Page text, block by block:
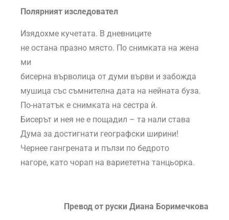
Полярният изследовател
Изядохме кучетата. В дневниците
не остана празно място. По снимката на жена
ми
бисерна върволица от думи върви и забожда
мушица със съмнителна дата на нейната буза.
По-нататък е снимката на сестра ѝ.
Бисерът и нея не е пощадил – та нали става
Дума за достигнати географски ширини!
Чернее гангрената и пълзи по бедрото
нагоре, като чорап на вариететна танцьорка.
Превод от руски Диана Боримечкова